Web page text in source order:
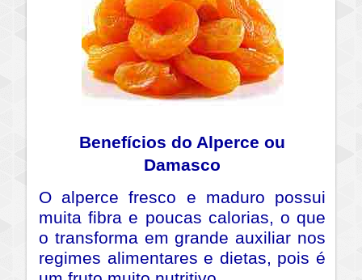
Benefícios do Alperce ou
Damasco
O alperce fresco e maduro possui
muita fibra e poucas calorias, o que
o transforma em grande auxiliar nos
regimes alimentares e dietas, pois é